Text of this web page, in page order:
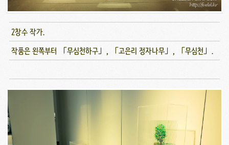
2창수 작가.
작품은 왼쪽부터 「무심천하구」, 「고은리 정자나무」, 「무심천」.